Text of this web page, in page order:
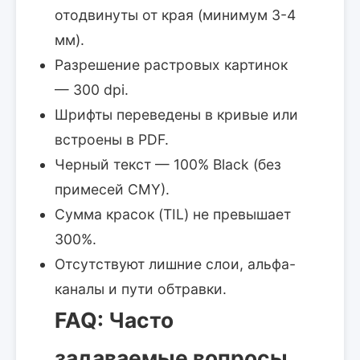
отодвинуты от края (минимум 3-4
мм).
Разрешение растровых картинок
— 300 dpi.
Шрифты переведены в кривые или
встроены в PDF.
Черный текст — 100% Black (без
примесей CMY).
Сумма красок (TIL) не превышает
300%.
Отсутствуют лишние слои, альфа-
каналы и пути обтравки.
FAQ: Часто